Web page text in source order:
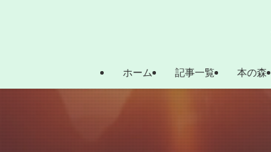
ホーム 記事一覧 本の森